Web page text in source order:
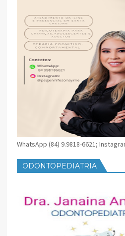
WhatsApp (84) 9.9818-6621;
ODONTOPEDIATRIA